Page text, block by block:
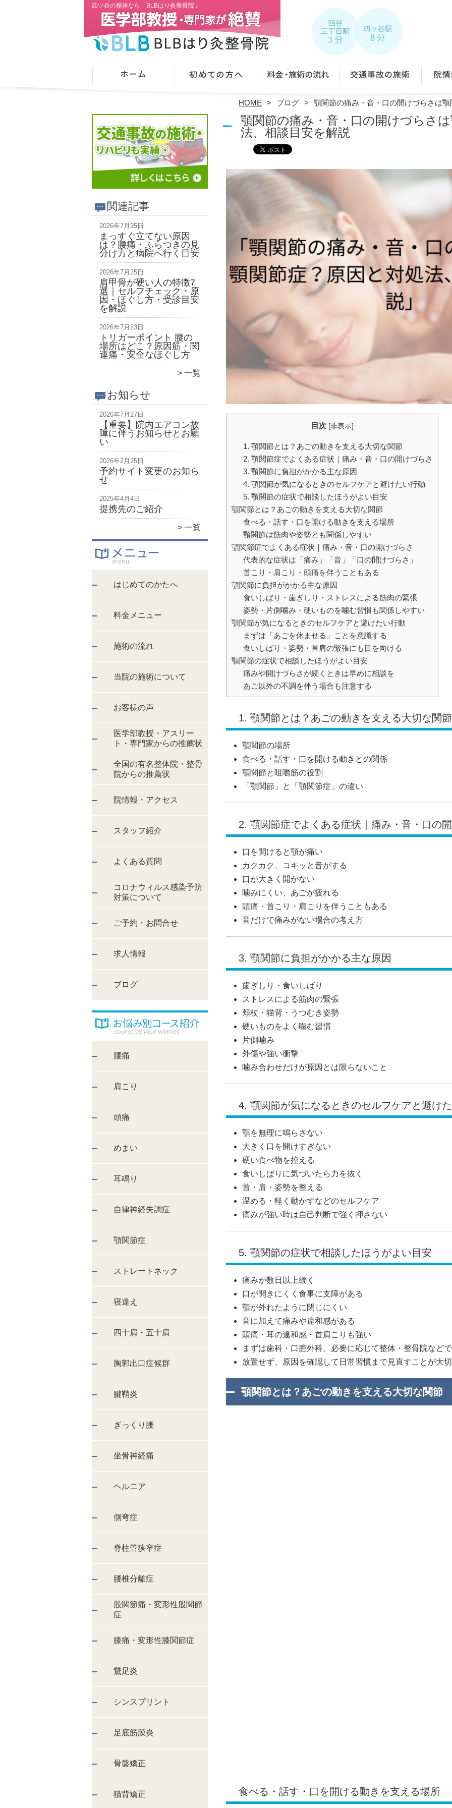
四ツ谷の整体なら「BLBはり灸整骨院」
HOME ブログ 顎関節の痛み・音・口の開けづらさは
関連記事
2026年7月25日
まっすぐ立てない原因
は？腰痛・ふらつきの見
分け方と病院へ行く目安
2026年7月25日
肩甲骨が硬い人の特徴7
選｜セルフチェック・原
因・ほぐし方・受診目安
を解説
2026年7月23日
トリガーポイント 腰の
場所はどこ？原因筋・関
連痛・安全なほぐし方
一覧
お知らせ
2026年7月27日
【重要】院内エアコン故
障に伴うお知らせとお願
い
2026年2月25日
予約サイト変更のお知ら
せ
2025年4月4日
提携先のご紹介
一覧
はじめてのかたへ
料金メニュー
施術の流れ
当院の施術について
お客様の声
医学部教授・アスリー
ト・専門家からの推薦状
全国の有名整体院・整骨
院からの推薦状
院情報・アクセス
スタッフ紹介
よくある質問
コロナウィルス感染予防
対策について
ご予約・お問合せ
求人情報
ブログ
腰痛
肩こり
頭痛
めまい
耳鳴り
自律神経失調症
顎関節症
ストレートネック
寝違え
四十肩・五十肩
胸郭出口症候群
腱鞘炎
ぎっくり腰
坐骨神経痛
ヘルニア
側弯症
脊柱管狭窄症
腰椎分離症
股関節痛・変形性股関節
症
膝痛・変形性膝関節症
鵞足炎
シンスプリント
足底筋膜炎
骨盤矯正
猫背矯正
顎関節の痛み・音・口の開けづらさ
法、相談目安を解説
目次 [非表示]
1. 顎関節とは？あごの動きを支える大切な関節
2. 顎関節症でよくある症状｜痛み・音・口の開けづらさ
3. 顎関節に負担がかかる主な原因
4. 顎関節が気になるときのセルフケアと避けたい行動
5. 顎関節の症状で相談したほうがよい目安
顎関節とは？あごの動きを支える大切な関節
食べる・話す・口を開ける動きを支える場所
顎関節は筋肉や姿勢とも関係しやすい
顎関節症でよくある症状｜痛み・音・口の開けづらさ
代表的な症状は「痛み」「音」「口の開けづらさ」
首こり・肩こり・頭痛を伴うこともある
顎関節に負担がかかる主な原因
食いしばり・歯ぎしり・ストレスによる筋肉の緊張
姿勢・片側噛み・硬いものを噛む習慣も関係しやすい
顎関節が気になるときのセルフケアと避けたい行動
まずは「あごを休ませる」ことを意識する
食いしばり・姿勢・首肩の緊張にも目を向ける
顎関節の症状で相談したほうがよい目安
痛みや開けづらさが続くときは早めに相談を
あご以外の不調を伴う場合も注意する
1. 顎関節とは？あごの動きを支える大切な関節
顎関節の場所
食べる・話す・口を開ける動きとの関係
顎関節と咀嚼筋の役割
「顎関節」と「顎関節症」の違い
2. 顎関節症でよくある症状｜痛み・音・口の
口を開けると顎が痛い
カクカク、コキッと音がする
口が大きく開かない
噛みにくい、あごが疲れる
頭痛・首こり・肩こりを伴うこともある
音だけで痛みがない場合の考え方
3. 顎関節に負担がかかる主な原因
歯ぎしり・食いしばり
ストレスによる筋肉の緊張
頬杖・猫背・うつむき姿勢
硬いものをよく噛む習慣
片側噛み
外傷や強い衝撃
噛み合わせだけが原因とは限らないこと
4. 顎関節が気になるときのセルフケアと避け
顎を無理に鳴らさない
大きく口を開けすぎない
硬い食べ物を控える
食いしばりに気づいたら力を抜く
首・肩・姿勢を整える
温める・軽く動かすなどのセルフケア
痛みが強い時は自己判断で強く押さない
5. 顎関節の症状で相談したほうがよい目安
痛みが数日以上続く
口が開きにくく食事に支障がある
顎が外れたように閉じにくい
音に加えて痛みや違和感がある
頭痛・耳の違和感・首肩こりも強い
まずは歯科・口腔外科、必要に応じて整体・整骨院など
放置せず、原因を確認して日常習慣まで見直すことが大切
顎関節とは？あごの動きを支える大切な関節
食べる・話す・口を開ける動きを支える場所